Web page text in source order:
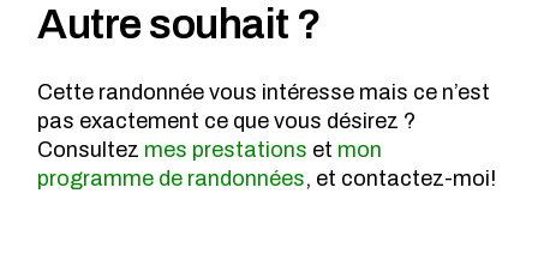
Autre souhait ?
Cette randonnée vous intéresse mais ce n’est
pas exactement ce que vous désirez ?
Consultez mes prestations et mon
programme de randonnées, et contactez-moi!